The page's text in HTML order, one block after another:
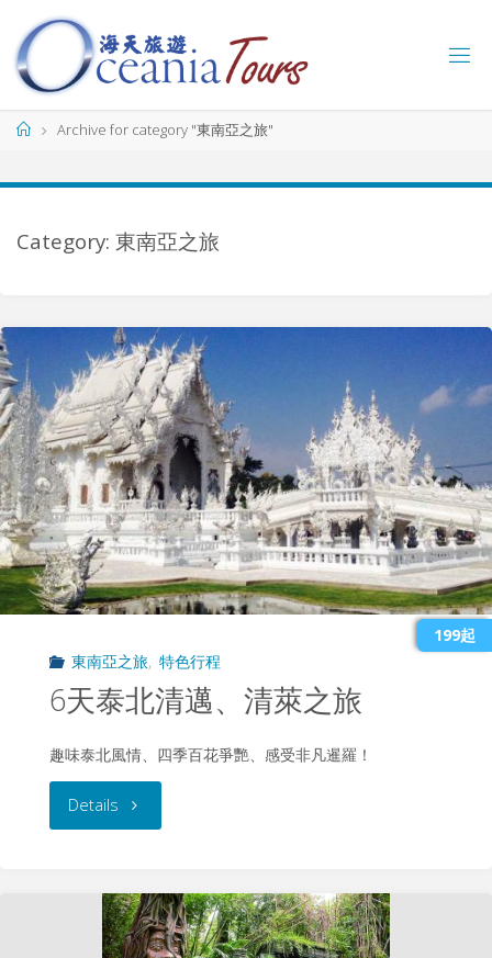
content
OC
HomeArchive for category "東南亞之旅"
Category: 東南亞之旅
199起
東南亞之旅, 特色行程
6天泰北清邁、清萊之旅
趣味泰北風情、四季百花爭艷、感受非凡暹羅！
Details "6
泰
北